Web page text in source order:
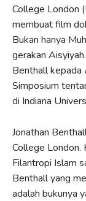
College London
membuat film
Bukan hanya
gerakan
Benthall kepada
Simposium
di Indiana
Jonathan
College London.
Filantropi Islam
Benthall yang
adalah bukunya